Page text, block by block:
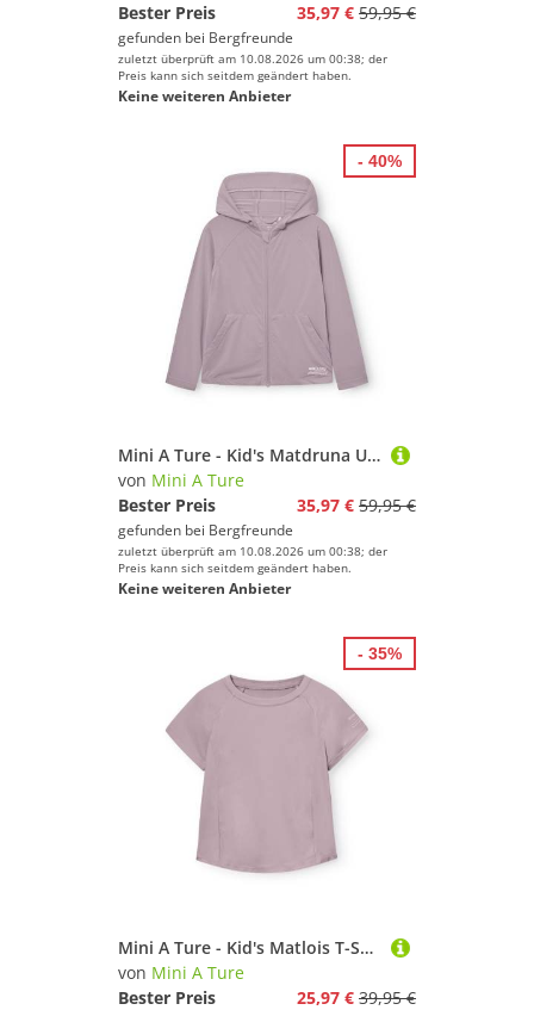
Bester Preis
35,97 € 59,95 €
gefunden bei Bergfreunde
zuletzt überprüft am 10.08.2026 um 00:38; der
Preis kann sich seitdem geändert haben.
Keine weiteren Anbieter
Mini A Ture - Kid's Matdruna UV Skin Hoodie - Sweat- & Trainingsjacke Gr 128 - 8 Years lila
von Mini A Ture
Bester Preis
35,97 € 59,95 €
gefunden bei Bergfreunde
zuletzt überprüft am 10.08.2026 um 00:38; der
Preis kann sich seitdem geändert haben.
Keine weiteren Anbieter
- 40%
Mini A Ture - Kid's Matlois T-Shirt - Funktionsshirt Gr 164 - 14 Years lila
von Mini A Ture
Bester Preis
25,97 € 39,95 €
- 35%